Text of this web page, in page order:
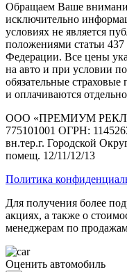
Обращаем Ваше
исключительно
условиях не является
положениями статьи 437
Федерации. Все цены
на авто и при условии
обязательные
и оплачиваются
ООО «ПРЕМИУМ
775101001 ОГРН:
вн.тер.г. Городской
помещ. 12/11/12/13
Политика
Для получения более
акциях, а также о
менеджерам по
Оценить автомобиль